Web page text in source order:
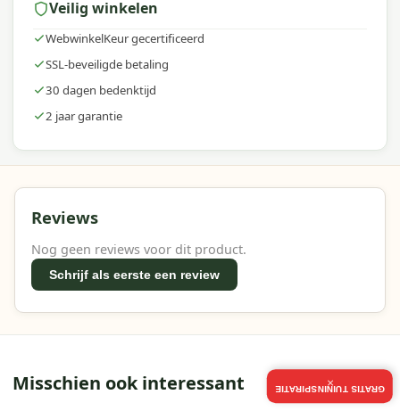
Veilig winkelen
WebwinkelKeur gecertificeerd
SSL-beveiligde betaling
30 dagen bedenktijd
2 jaar garantie
Reviews
Nog geen reviews voor dit product.
Schrijf als eerste een review
Misschien ook interessant GRATIS TUININSPIRATIE
×